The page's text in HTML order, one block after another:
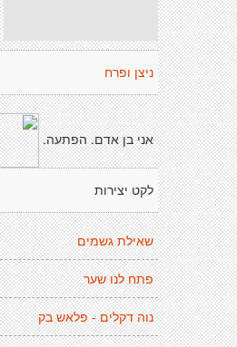
ניצן ופרח
אני בן אדם. הפתעה.
לקט יצירות
שאילת גשמים
פתח לנו שער
נוה דקלים - פלאש בק